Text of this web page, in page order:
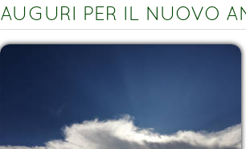
AUGURI PER IL NUOVO